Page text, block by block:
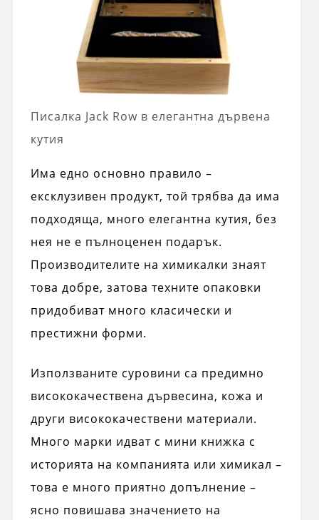
Писалка Jack Row в елегантна дървена
кутия
Има едно основно правило –
ексклузивен продукт, той трябва да има
подходяща, много елегантна кутия, без
нея не е пълноценен подарък.
Производителите на химикалки знаят
това добре, затова техните опаковки
придобиват много класически и
престижни форми.
Използваните суровини са предимно
висококачествена дървесина, кожа и
други висококачествени материали.
Много марки идват с мини книжка с
историята на компанията или химикал –
това е много приятно допълнение –
ясно повишава значението на